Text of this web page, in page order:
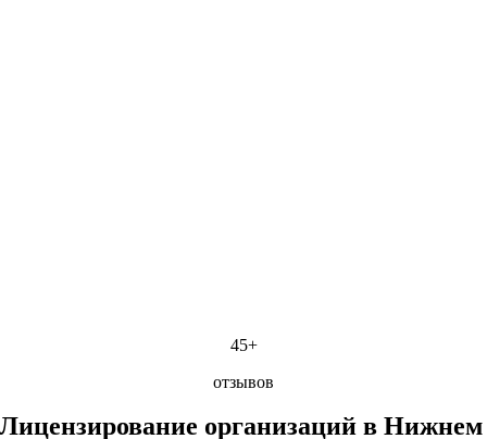
45+
отзывов
Лицензирование организаций в Нижнем